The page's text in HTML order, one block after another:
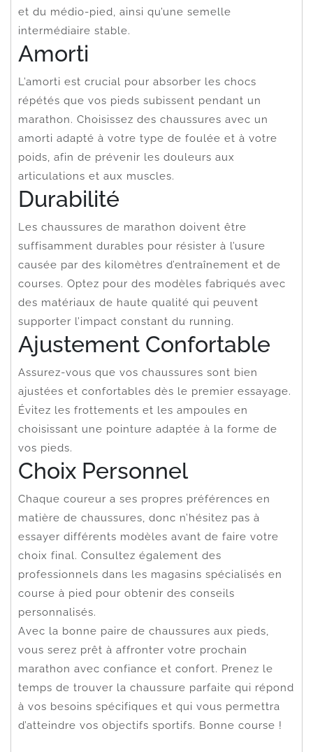
et du médio-pied, ainsi qu’une semelle
intermédiaire stable.
Amorti
L’amorti est crucial pour absorber les chocs
répétés que vos pieds subissent pendant un
marathon. Choisissez des chaussures avec un
amorti adapté à votre type de foulée et à votre
poids, afin de prévenir les douleurs aux
articulations et aux muscles.
Durabilité
Les chaussures de marathon doivent être
suffisamment durables pour résister à l’usure
causée par des kilomètres d’entraînement et de
courses. Optez pour des modèles fabriqués avec
des matériaux de haute qualité qui peuvent
supporter l’impact constant du running.
Ajustement Confortable
Assurez-vous que vos chaussures sont bien
ajustées et confortables dès le premier essayage.
Évitez les frottements et les ampoules en
choisissant une pointure adaptée à la forme de
vos pieds.
Choix Personnel
Chaque coureur a ses propres préférences en
matière de chaussures, donc n’hésitez pas à
essayer différents modèles avant de faire votre
choix final. Consultez également des
professionnels dans les magasins spécialisés en
course à pied pour obtenir des conseils
personnalisés.
Avec la bonne paire de chaussures aux pieds,
vous serez prêt à affronter votre prochain
marathon avec confiance et confort. Prenez le
temps de trouver la chaussure parfaite qui répond
à vos besoins spécifiques et qui vous permettra
d’atteindre vos objectifs sportifs. Bonne course !